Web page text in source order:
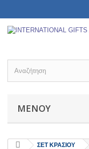
ΜΕΝΟΎ
ΣΕΤ ΚΡΑΣΙΟΥ